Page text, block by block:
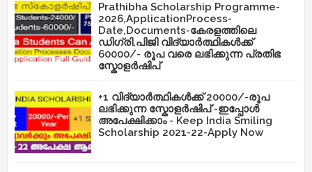
Prathibha Scholarship Programme-
2026,ApplicationProcess-
Date,Documents-കേരളത്തിലെ
ഡിഗ്രി,പിജി വിദ്യാർത്ഥികൾക്ക്
60000/- രൂപ വരെ ലഭിക്കുന്ന പ്രതിഭ
സ്കോളർഷിപ്
+1 വിദ്യാർത്ഥികൾക്ക് 20000/-രൂപ
ലഭിക്കുന്ന സ്കോളർഷിപ് -ഇപ്പോൾ
അപേക്ഷിക്കാം - Keep India Smiling
Scholarship 2021-22-Apply Now